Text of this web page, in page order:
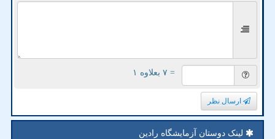
= ۷ بعلاوه ۱
ارسال نظر
لینک دوستان آزمایشگاه رادین